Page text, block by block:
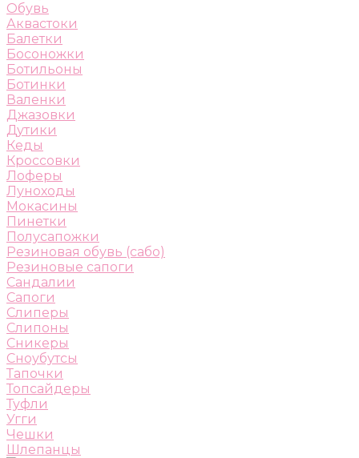
Обувь
Аквастоки
Балетки
Босоножки
Ботильоны
Ботинки
Валенки
Джазовки
Дутики
Кеды
Кроссовки
Лоферы
Луноходы
Мокасины
Пинетки
Полусапожки
Резиновая обувь (сабо)
Резиновые сапоги
Сандалии
Сапоги
Слиперы
Слипоны
Сникеры
Сноубутсы
Тапочки
Топсайдеры
Туфли
Угги
Чешки
Шлепанцы